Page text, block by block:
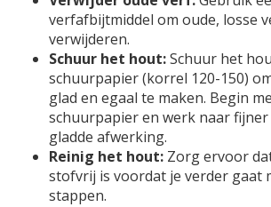
verfafbijtmiddel om oude, losse
verwijderen.
Schuur het hout:Schuur het
schuurpapier (korrel 120-150)
glad en egaal te maken. Begin
schuurpapier en werk naar
gladde afwerking.
Reinig het hout: Zorg ervoor
stofvrij is voordat je verder gaat
stappen.